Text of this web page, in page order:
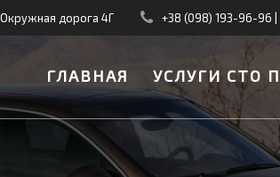
дорога 4Г +38 (098) 193-96-96
ГЛАВНАЯ УСЛУГИ СТО